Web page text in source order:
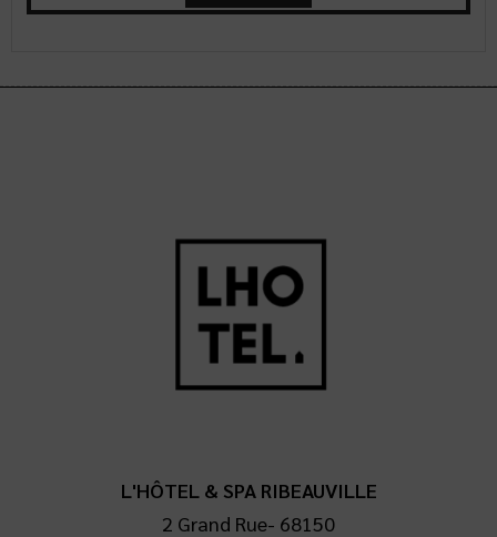
L'HÔTEL & SPA RIBEAUVILLE
2 Grand Rue- 68150